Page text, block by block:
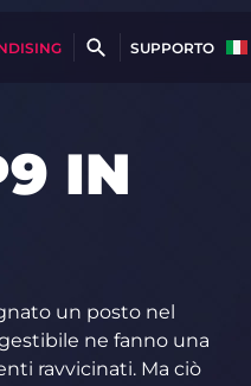
SUPPORTO
IN
un posto nel
ne fanno una
ravvicinati. Ma ciò